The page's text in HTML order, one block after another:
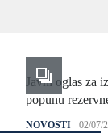
Javni oglas za
popunu
NOVOSTI 02/07/